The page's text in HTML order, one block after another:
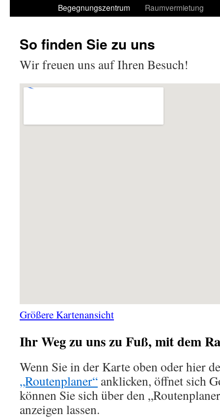
Begegnungszentrum
Raumvermietung
So finden Sie zu uns
Wir freuen uns auf Ihren Besuch!
Größere Kartenansicht
Ihr Weg zu uns zu Fuß, mit dem
Wenn Sie in der Karte oben oder hier
„Routenplaner“ anklicken, öffnet sich
können Sie sich über den
anzeigen lassen.